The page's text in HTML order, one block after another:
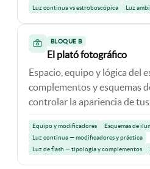
Luz continua vs estroboscópica
Luz
BLOQUE B
El plató fotográfico
Espacio, equipo y lógica del
complementos y esquemas
controlar la apariencia de
Equipo y modificadores
Esquemas de
Luz continua — modificadores y práctica
Luz de flash — tipología y complementos